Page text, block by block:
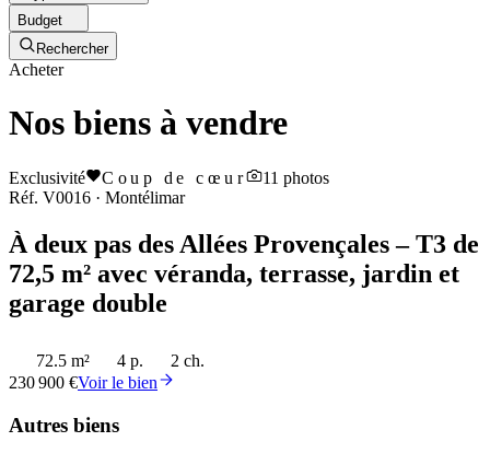
Budget
Rechercher
Acheter
Nos biens à vendre
Exclusivité Coup de cœur 11 photos
Réf. V0016 · Montélimar
À deux pas des Allées Provençales – T3 de
72,5 m² avec véranda, terrasse, jardin et
garage double
72.5 m² 4 p.
2 ch.
230 900 €Voir le bien
Autres biens